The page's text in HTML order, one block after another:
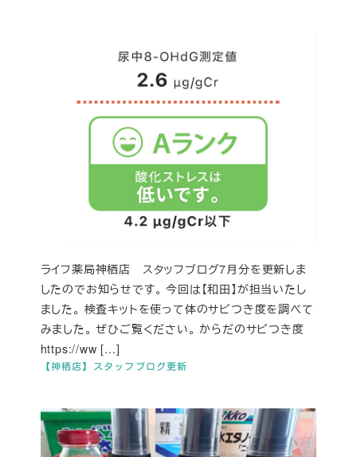
【神栖店】スタッフブログ更新
ライフ薬局神栖店 スタッフブログ7月分を更新しま
したのでお知らせです。 今回は【和田】が担当いたし
ました。 検査キットを使って体のサビつき度を調べて
みました。 ぜひご覧ください。 からだのサビつき度
https://ww […]